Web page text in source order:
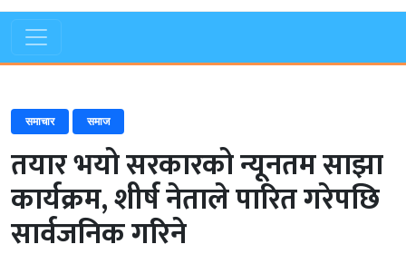
समाचार समाज
तयार भयो सरकारको न्यूनतम साझा
कार्यक्रम, शीर्ष नेताले पारित गरेपछि
सार्वजनिक गरिने